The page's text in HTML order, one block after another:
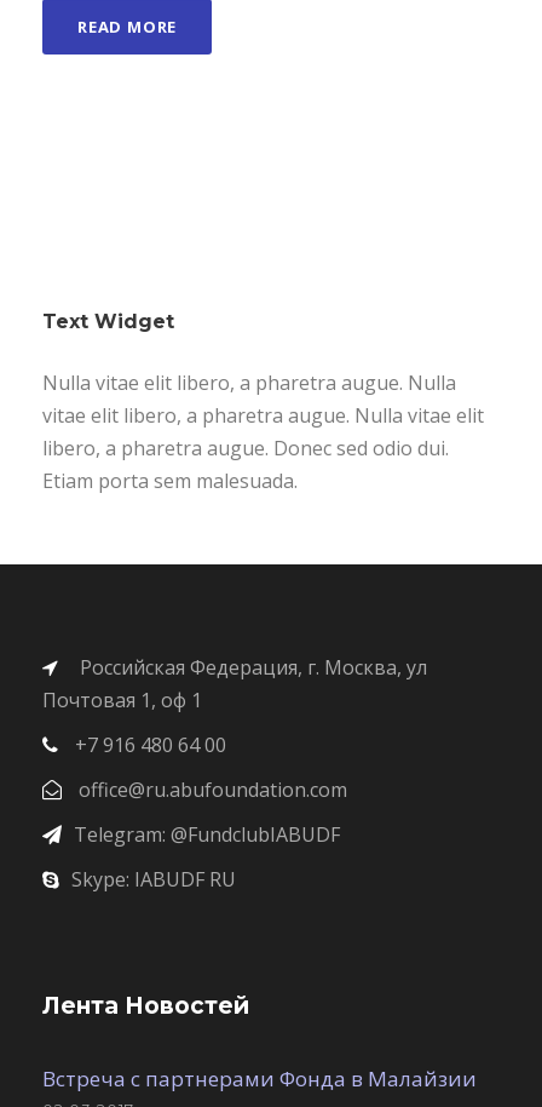
READ MORE
Text Widget
Nulla vitae elit libero, a pharetra augue. Nulla
vitae elit libero, a pharetra augue. Nulla vitae elit
libero, a pharetra augue. Donec sed odio dui.
Etiam porta sem malesuada.
Российская Федерация, г. Москва, ул
Почтовая 1, оф 1
+7 916 480 64 00
office@ru.abufoundation.com
Telegram: @FundclubIABUDF
Skype: IABUDF RU
Лента Новостей
Встреча с партнерами Фонда в Малайзии